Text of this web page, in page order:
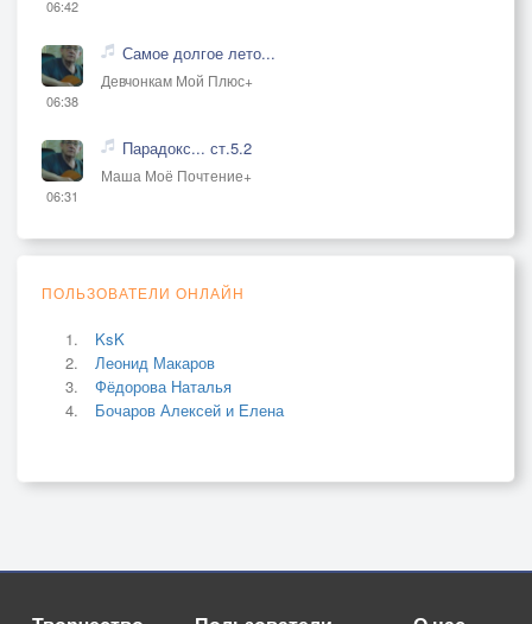
06:42
06:38
Самое долгое лето...
Девчонкам Мой Плюс+
06:31
Парадокс... ст.5.2
Маша Моё Почтение+
ПОЛЬЗОВАТЕЛИ ОНЛАЙН
KsK
Леонид Макаров
Фёдорова Наталья
Бочаров Алексей и Елена